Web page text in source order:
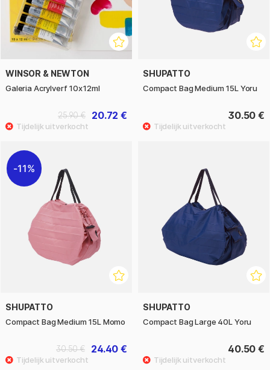
WINSOR & NEWTON
Galeria Acrylverf 10x12ml
20.72 €
25.90 €
SHUPATTO
Compact Bag Medium 15L Yoru
30.50 €
11%
SHUPATTO
Compact Bag Medium 15L Momo
24.40 €
30.50 €
SHUPATTO
Compact Bag Large 40L Yoru
40.50 €